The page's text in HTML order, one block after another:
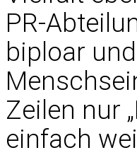
PR-
biploar
Zeilen nur
einfach